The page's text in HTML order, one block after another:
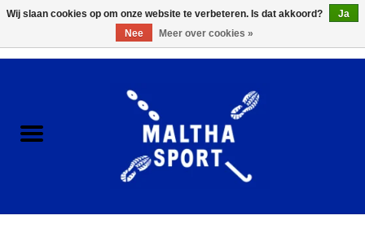
ACCESSOIRES/HARDWARE
KLEDING
Wij slaan cookies op om onze website te verbeteren. Is dat akkoord?
Ja
Nee
Meer over cookies »